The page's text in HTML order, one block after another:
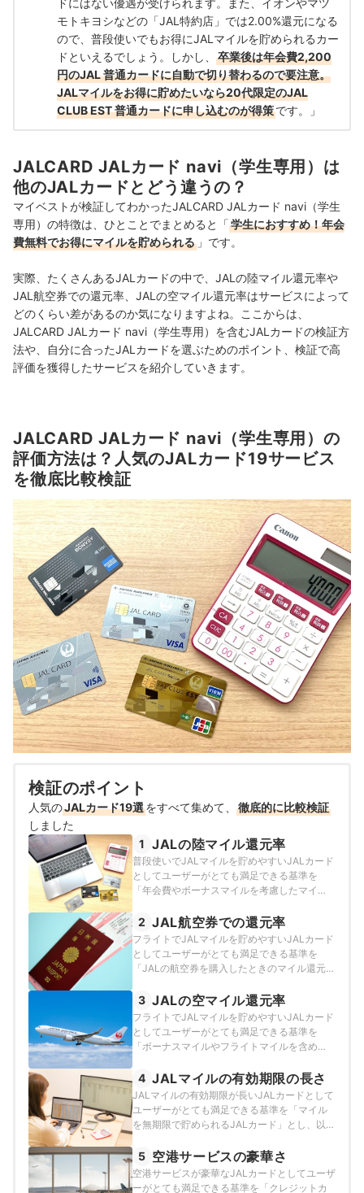
ドにはない優遇が受けられます。また、イオンやマツ
モトキヨシなどの「JAL特約店」では2.00%還元になる
ので、普段使いでもお得にJALマイルを貯められるカー
ドといえるでしょう。しかし、
卒業後は年会費2,200
円のJAL 普通カードに自動で切り替わるので要注意。
JALマイルをお得に貯めたいなら20代限定のJAL
CLUB EST 普通カードに申し込むのが得策です。」
JALCARD JALカード navi（学生専用）は
他のJALカードとどう違うの？
マイベストが検証してわかったJALCARD JALカード navi（学生
専用）の特徴は、ひとことでまとめると「学生におすすめ！年会
費無料でお得にマイルを貯められる 」です。
実際、たくさんあるJALカードの中で、JALの陸マイル還元率や
JAL航空券での還元率、JALの空マイル還元率はサービスによって
どのくらい差があるのか気になりますよね。ここからは、
JALCARD JALカード navi（学生専用）を含むJALカードの検証方
法や、自分に合ったJALカードを選ぶためのポイント、検証で高
評価を獲得したサービスを紹介していきます。
JALCARD JALカード navi（学生専用）の
評価方法は？人気のJALカード19サービス
を徹底比較検証
検証のポイント
人気のJALカード19選をすべて集めて、
徹底的に比較検証
しました
1 JALの陸マイル還元率
普段使いでJALマイルを貯めやすいJALカード
としてユーザーがとても満足できる基準を
「年会費やボーナスマイルを考慮したマイル
各JALカードの検証を行いました。なお、デフ
ォルトで表示される「おすすめ順」のランキ
ングは、毎月10万円をJALカードで支払った
場合に3年で貯まるマイル数で作成していま
す。2026年7月20日時点の情報をもとに検証
を行っています。
2 JAL航空券での還元率
フライトでJALマイルを貯めやすいJALカード
としてユーザーがとても満足できる基準を
「JALの航空券を購入したときのマイル還元率
カードの検証を行いました。2026年7月20日
時点の情報をもとに検証を行っています。
3 JALの空マイル還元率
フライトでJALマイルを貯めやすいJALカード
としてユーザーがとても満足できる基準を
「ボーナスマイルやフライトマイルを含めた
の方法で各JALカードの検証を行いました。
2026年7月20日時点の情報をもとに検証を行
っています。
4 JALマイルの有効期限の長さ
JALマイルの有効期限が長いJALカードとして
ユーザーがとても満足できる基準を「マイル
を無期限で貯められるJALカード」とし、以下
2026年7月20日時点の情報をもとに検証を行
っています。
5 空港サービスの豪華さ
空港サービスが豪華なJALカードとしてユーザ
ーがとても満足できる基準を「クレジットカ